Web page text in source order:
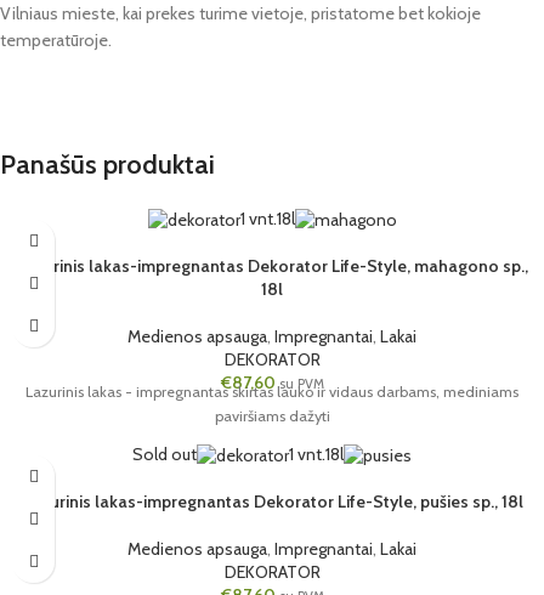
Vilniaus mieste, kai prekes turime vietoje, pristatome bet kokioje
temperatūroje.
Panašūs produktai
1 vnt.18l
Lazurinis lakas-impregnantas Dekorator Life-Style, mahagono sp.,
18l
Medienos apsauga, Impregnantai, Lakai
DEKORATOR
€87,60 su PVM
Lazurinis lakas - impregnantas skirtas lauko ir vidaus darbams, mediniams
paviršiams dažyti
Sold out 1 vnt.18l
Lazurinis lakas-impregnantas Dekorator Life-Style, pušies sp., 18l
Medienos apsauga, Impregnantai, Lakai
DEKORATOR